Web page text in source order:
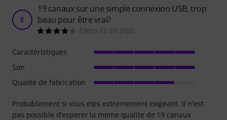
E
19 canaux sur une simple connexion USB, trop
beau pour être vrai?
Eikho 12.10.2020
Probablement si vous etes extremement exigeant. Il n'est
pas possible d'esperer la meme qualite de 19 canaux
Caractéristiques
Son
Qualité de fabrication